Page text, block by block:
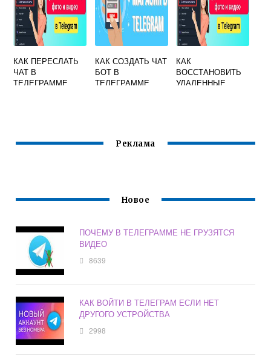
КАК ПЕРЕСЛАТЬ
ЧАТ В
ТЕЛЕГРАММЕ
КАК СОЗДАТЬ ЧАТ
БОТ В
ТЕЛЕГРАММЕ
КАК
ВОССТАНОВИТЬ
УДАЛЕННЫЕ
Реклама
Новое
ПОЧЕМУ В ТЕЛЕГРАММЕ НЕ ГРУЗЯТСЯ
ВИДЕО
8639
КАК ВОЙТИ В ТЕЛЕГРАМ ЕСЛИ НЕТ
ДРУГОГО УСТРОЙСТВА
2998